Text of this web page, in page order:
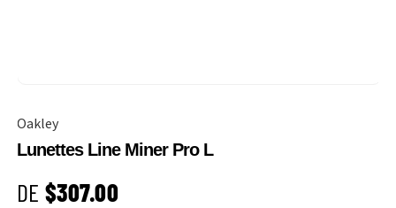
Oakley
Lunettes Line Miner Pro L
PRIX HABITUEL
DE $307.00